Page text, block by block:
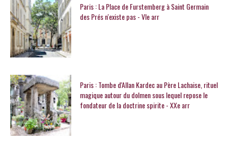
Paris : La Place de Furstemberg à Saint Germain
des Prés n'existe pas - VIe arr
Paris : Tombe d'Allan Kardec au Père Lachaise, rituel
magique autour du dolmen sous lequel repose le
fondateur de la doctrine spirite - XXe arr